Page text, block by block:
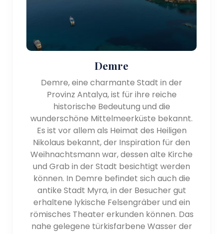
Demre
Demre, eine charmante Stadt in der
Provinz Antalya, ist für ihre reiche
historische Bedeutung und die
wunderschöne Mittelmeerküste bekannt.
Es ist vor allem als Heimat des Heiligen
Nikolaus bekannt, der Inspiration für den
Weihnachtsmann war, dessen alte Kirche
und Grab in der Stadt besichtigt werden
können. In Demre befindet sich auch die
antike Stadt Myra, in der Besucher gut
erhaltene lykische Felsengräber und ein
römisches Theater erkunden können. Das
nahe gelegene türkisfarbene Wasser der